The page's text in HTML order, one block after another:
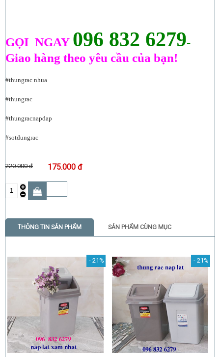
GỌI NGAY 096 832 6279-
Giao hàng theo yêu cầu của bạn!
#thungrac nhua
#thungrac
#thungracnapdap
#sotdungrac
220.000 đ 175.000 đ
THÔNG TIN SẢN PHẨM SẢN PHẨM CÙNG MỤC
- 21% - 21%